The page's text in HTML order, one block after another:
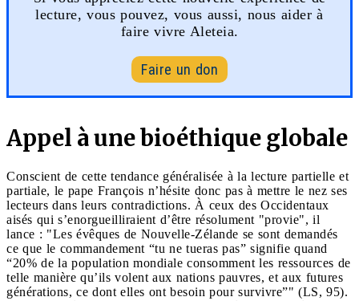
lecture, vous pouvez, vous aussi, nous aider à
faire vivre Aleteia.
Faire un don
Appel à une bioéthique globale
Conscient de cette tendance généralisée à la lecture partielle et
partiale, le pape François n’hésite donc pas à mettre le nez ses
lecteurs dans leurs contradictions. À ceux des Occidentaux
aisés qui s’enorgueilliraient d’être résolument "provie", il
lance : "Les évêques de Nouvelle-Zélande se sont demandés
ce que le commandement “tu ne tueras pas” signifie quand
“20% de la population mondiale consomment les ressources de
telle manière qu’ils volent aux nations pauvres, et aux futures
générations, ce dont elles ont besoin pour survivre”" (LS, 95).